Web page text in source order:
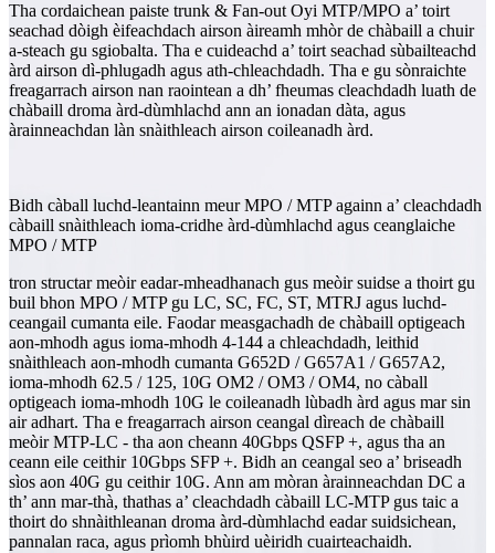
Tha cordaichean paiste trunk & Fan-out Oyi MTP/MPO a’ toirt
seachad dòigh èifeachdach airson àireamh mhòr de chàbaill a chuir
a-steach gu sgiobalta. Tha e cuideachd a’ toirt seachad sùbailteachd
àrd airson dì-phlugadh agus ath-chleachdadh. Tha e gu sònraichte
freagarrach airson nan raointean a dh’ fheumas cleachdadh luath de
chàbaill droma àrd-dùmhlachd ann an ionadan dàta, agus
àrainneachdan làn snàithleach airson coileanadh àrd.
Bidh càball luchd-leantainn meur MPO / MTP againn a’ cleachdadh
càbaill snàithleach ioma-cridhe àrd-dùmhlachd agus ceanglaiche
MPO / MTP
tron structar meòir eadar-mheadhanach gus meòir suidse a thoirt gu
buil bhon MPO / MTP gu LC, SC, FC, ST, MTRJ agus luchd-
ceangail cumanta eile. Faodar measgachadh de chàbaill optigeach
aon-mhodh agus ioma-mhodh 4-144 a chleachdadh, leithid
snàithleach aon-mhodh cumanta G652D / G657A1 / G657A2,
ioma-mhodh 62.5 / 125, 10G OM2 / OM3 / OM4, no càball
optigeach ioma-mhodh 10G le coileanadh lùbadh àrd agus mar sin
air adhart. Tha e freagarrach airson ceangal dìreach de chàbaill
meòir MTP-LC - tha aon cheann 40Gbps QSFP +, agus tha an
ceann eile ceithir 10Gbps SFP +. Bidh an ceangal seo a’ briseadh
sìos aon 40G gu ceithir 10G. Ann am mòran àrainneachdan DC a
th’ ann mar-thà, thathas a’ cleachdadh càbaill LC-MTP gus taic a
thoirt do shnàithleanan droma àrd-dùmhlachd eadar suidsichean,
pannalan raca, agus prìomh bhùird uèiridh cuairteachaidh.